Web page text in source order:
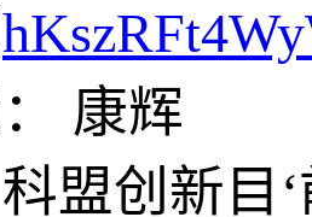
康辉
盟创新目